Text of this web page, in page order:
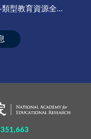
資源全文資料共116筆